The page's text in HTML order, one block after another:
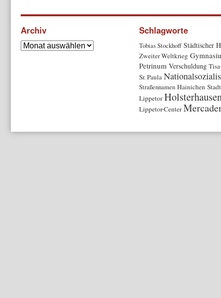
Archiv Schlagworte
Tobias Stockhoff Städtischer
Zweiter Weltkrieg
Petrinum Verschuldung
Sr. Paula
Straßennamen Hainichen
Lippetor
Lippetor-Center